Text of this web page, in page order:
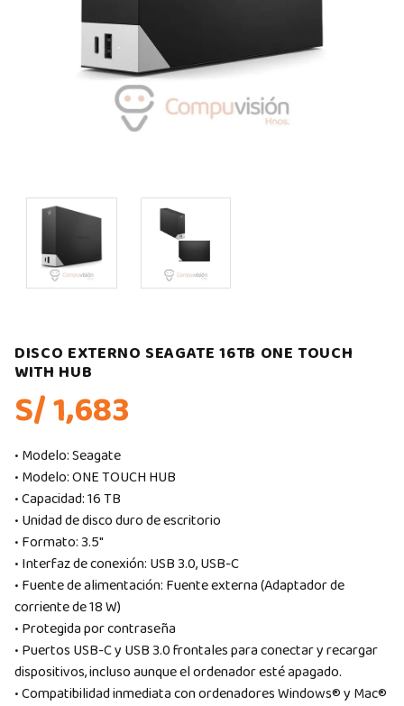
DISCO EXTERNO SEAGATE 16TB ONE TOUCH
WITH HUB
S/ 1,683
• Modelo: Seagate
• Modelo: ONE TOUCH HUB
• Capacidad: 16 TB
• Unidad de disco duro de escritorio
• Formato: 3.5″
• Interfaz de conexión: USB 3.0, USB-C
• Fuente de alimentación: Fuente externa (Adaptador de
corriente de 18 W)
• Protegida por contraseña
• Puertos USB-C y USB 3.0 frontales para conectar y recargar
dispositivos, incluso aunque el ordenador esté apagado.
• Compatibilidad inmediata con ordenadores Windows® y Mac®